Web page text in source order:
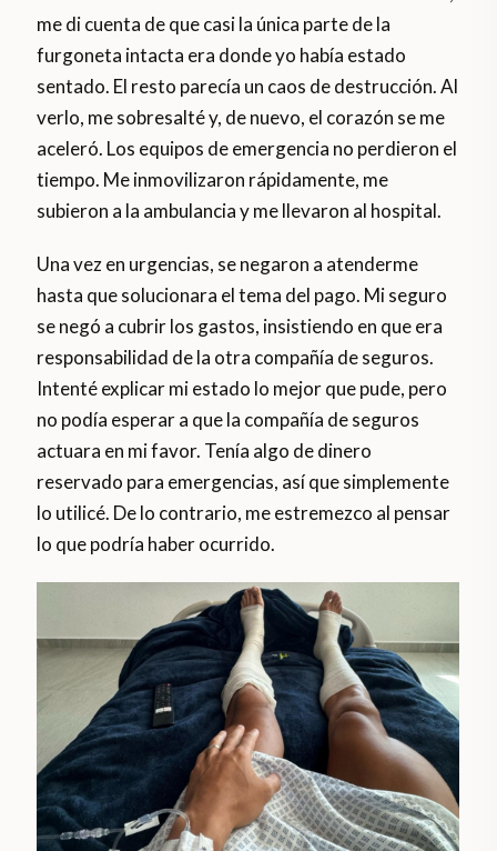
me di cuenta de que casi la única parte de la
furgoneta intacta era donde yo había estado
sentado. El resto parecía un caos de destrucción. Al
verlo, me sobresalté y, de nuevo, el corazón se me
aceleró. Los equipos de emergencia no perdieron el
tiempo. Me inmovilizaron rápidamente, me
subieron a la ambulancia y me llevaron al hospital.
Una vez en urgencias, se negaron a atenderme
hasta que solucionara el tema del pago. Mi seguro
se negó a cubrir los gastos, insistiendo en que era
responsabilidad de la otra compañía de seguros.
Intenté explicar mi estado lo mejor que pude, pero
no podía esperar a que la compañía de seguros
actuara en mi favor. Tenía algo de dinero
reservado para emergencias, así que simplemente
lo utilicé. De lo contrario, me estremezco al pensar
lo que podría haber ocurrido.